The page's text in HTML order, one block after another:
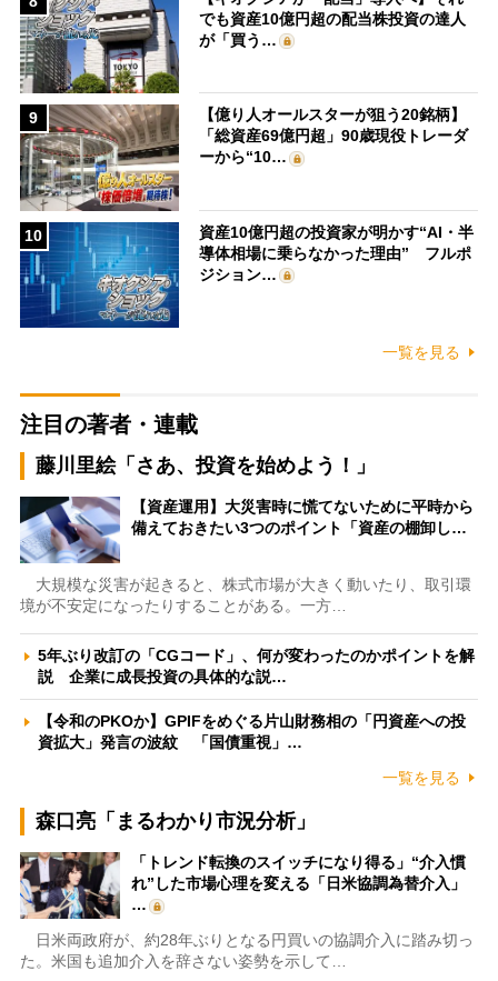
でも資産10億円超の配当株投資の達人
が「買う…
9
【億り人オールスターが狙う20銘柄】
「総資産69億円超」90歳現役トレーダ
ーから“10…
10
資産10億円超の投資家が明かす“AI・半
導体相場に乗らなかった理由” フルポ
ジション…
一覧を見る
注目の著者・連載
藤川里絵「さあ、投資を始めよう！」
【資産運用】大災害時に慌てないために平時から
備えておきたい3つのポイント「資産の棚卸し…
大規模な災害が起きると、株式市場が大きく動いたり、取引環
境が不安定になったりすることがある。一方…
5年ぶり改訂の「CGコード」、何が変わったのかポイントを解
説 企業に成長投資の具体的な説…
【令和のPKOか】GPIFをめぐる片山財務相の「円資産への投
資拡大」発言の波紋 「国債重視」…
一覧を見る
森口亮「まるわかり市況分析」
「トレンド転換のスイッチになり得る」“介入慣
れ”した市場心理を変える「日米協調為替介入」
…
日米両政府が、約28年ぶりとなる円買いの協調介入に踏み切っ
た。米国も追加介入を辞さない姿勢を示して…